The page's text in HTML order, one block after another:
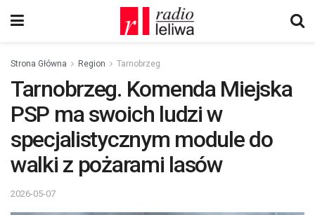
Strona Główna Region Tarnobrzeg
Tarnobrzeg. Komenda Miejska
PSP ma swoich ludzi w
specjalistycznym module do
walki z pożarami lasów
2026-05-07